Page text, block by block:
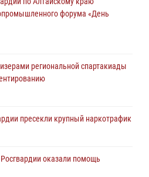
форума «День
региональной спартакиады
пресекли крупный наркотрафик
оказали помощь